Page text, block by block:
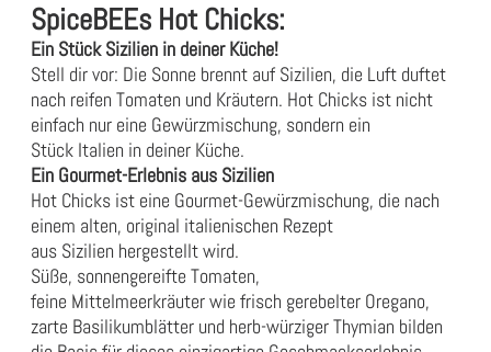
SpiceBEEs Hot Chicks:
Ein Stück Sizilien in deiner Küche!
Stell dir vor: Die Sonne brennt auf Sizilien, die Luft duftet
nach reifen Tomaten und Kräutern. Hot Chicks ist nicht
einfach nur eine Gewürzmischung, sondern ein
Stück Italien in deiner Küche.
Ein Gourmet-Erlebnis aus Sizilien
Hot Chicks ist eine Gourmet-Gewürzmischung, die nach
einem alten, original italienischen Rezept
aus Sizilien hergestellt wird.
Süße, sonnengereifte Tomaten,
feine Mittelmeerkräuter wie frisch gerebelter Oregano,
zarte Basilikumblätter und herb-würziger Thymian bilden